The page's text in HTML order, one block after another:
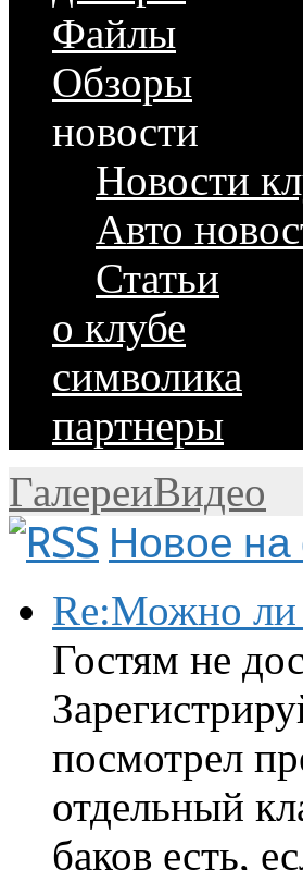
Файлы
Обзоры
новости
Новости
Авто
Статьи
о клубе
символика
партнеры
ГалереиВидео
Новое
Re:Можно ли
Гостям не
посмотрел
отдельный
баков есть,